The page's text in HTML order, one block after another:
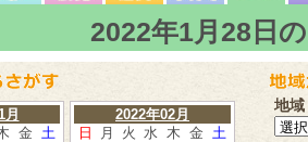
2022年1月28日
月
金 土
2022年02月
日
月 火 水 木 金 土
地域